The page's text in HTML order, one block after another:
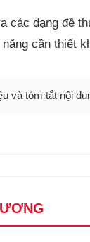
các dạng đề
cần thiết
và tóm tắt nội